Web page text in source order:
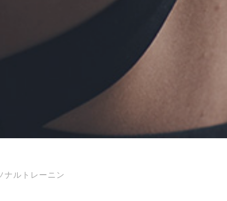
ナルトレーニン